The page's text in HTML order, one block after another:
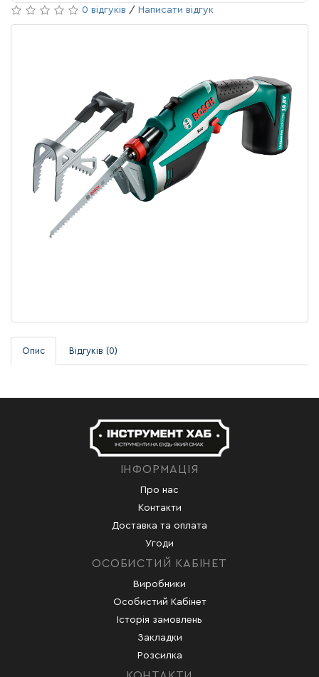
Опис Відгуків (0)
0 відгуків / Написати відгук
ІНФОРМАЦІЯ
Про нас
Контакти
Доставка та оплата
Угоди
ОСОБИСТИЙ КАБІНЕТ
Виробники
Особистий Кабінет
Історія замовлень
Закладки
Розсилка